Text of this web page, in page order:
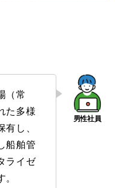
（常
た多様
有し、
船舶管
ライゼ